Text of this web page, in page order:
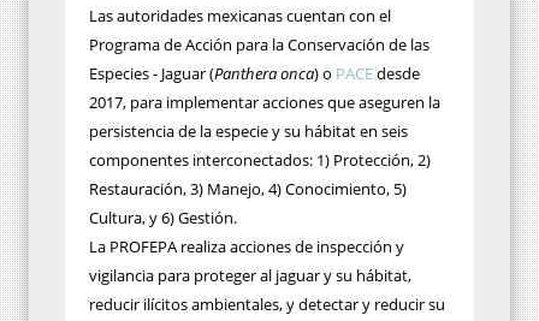
Las autoridades mexicanas cuentan con el
Programa de Acción para la Conservación de las
Especies - Jaguar (Panthera onca) o PACEdesde
2017, para implementar acciones que aseguren la
persistencia de la especie y su hábitat en seis
componentes interconectados: 1) Protección, 2)
Restauración, 3) Manejo, 4) Conocimiento, 5)
Cultura, y 6) Gestión.
La PROFEPA realiza acciones de inspección y
vigilancia para proteger al jaguar y su hábitat,
reducir ilícitos ambientales, y detectar y reducir su